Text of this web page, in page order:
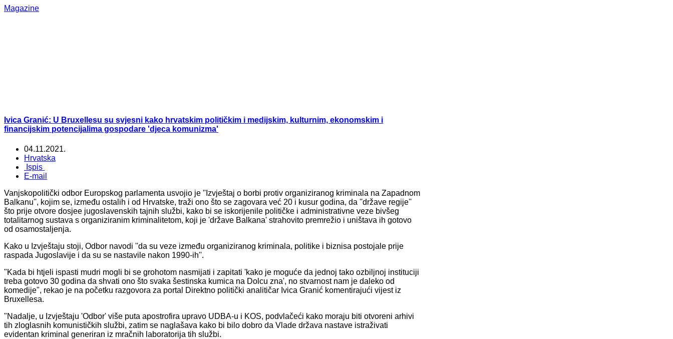
Magazine
Ivica Granić: U Bruxellesu su svjesni kako hrvatskim političkim i medijskim, kulturnim, ekonomskim i
financijskim potencijalima gospodare 'djeca komunizma'
04.11.2021.
Hrvatska
Ispis
E-mail
Vanjskopolitički odbor Europskog parlamenta usvojio je ''Izvještaj o borbi protiv organiziranog kriminala na Zapadnom
Balkanu'', kojim se, između ostalih i od Hrvatske, traži ono što se zagovara već 20 i kusur godina, da ''države regije''
što prije otvore dosjee jugoslavenskih tajnih službi, kako bi se iskorijenile političke i administrativne veze bivšeg
totalitarnog sustava s organiziranim kriminalitetom, koji je 'države Balkana' strahovito premrežio i uništava ih gotovo
od osamostaljenja.
Kako u Izvještaju stoji, Odbor navodi ''da su veze između organiziranog kriminala, politike i biznisa postojale prije
raspada Jugoslavije i da su se nastavile nakon 1990-ih''.
"Kada bi htjeli ispasti mudri mogli bi se grohotom nasmijati i zapitati 'kako je moguće da jednoj tako ozbiljnoj instituciji
treba gotovo 30 godina da shvati ono što svaka šestinska kumica na Dolcu zna', no stvarnost nam je daleko od
komedije", rekao je na početku razgovora za portal Direktno politički analitičar Ivica Granić komentirajući vijest iz
Bruxellesa.
"Nadalje, u Izvještaju 'Odbor' više puta apostrofira upravo UDBA-u i KOS, podvlačeći kako moraju biti otvoreni arhivi
tih zloglasnih komunističkih službi, zatim se naglašava kako bi bilo dobro da Vlade država nastave istraživati
evidentan kriminal generiran iz mračnih laboratorija tih službi.